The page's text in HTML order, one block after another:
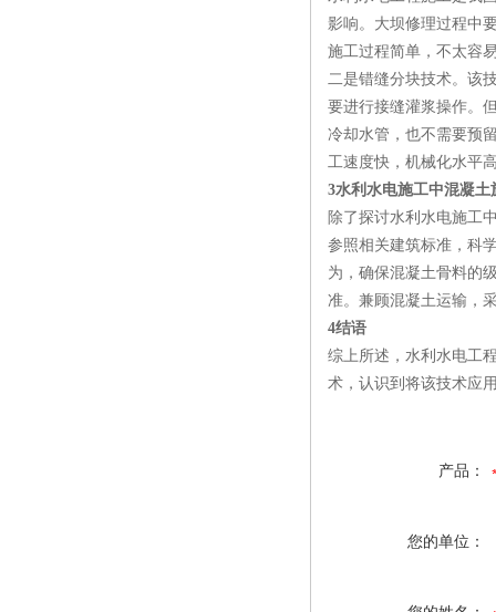
影响。大坝修理过程中
施工过程简单，不太容
二是错缝分块技术。该
要进行接缝灌浆操作。
冷却水管，也不需要预
工速度快，机械化水平
3水利水电施工中混凝土
除了探讨水利水电施工
参照相关建筑标准，科
为，确保混凝土骨料的
准。兼顾混凝土运输，
4结语
综上所述，水利水电工
术，认识到将该技术应
产品：
您的单位：